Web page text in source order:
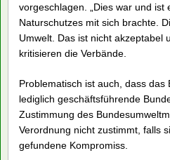
vorgeschlagen. „Dies war und
Naturschutzes mit sich brachte.
Umwelt. Das ist nicht akzeptabel
kritisieren die Verbände.
Problematisch ist auch, dass
lediglich geschäftsführende
Zustimmung des
Verordnung nicht zustimmt, falls
gefundene Kompromiss.